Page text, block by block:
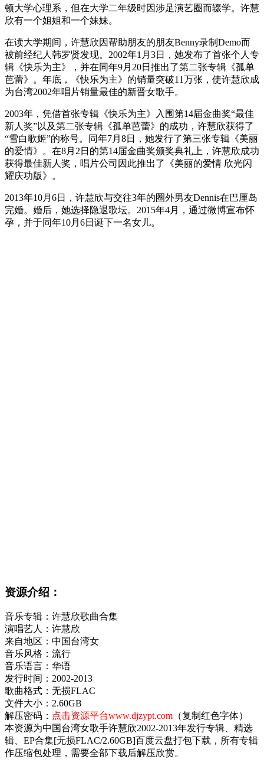
顿大学心理系，但在大学二年级时因涉足演艺圈而辍学。许慧
欣有一个姐姐和一个妹妹。
在读大学期间，许慧欣因帮助朋友的朋友Benny录制Demo而
被前经纪人韩罗贤发现。2002年1月3日，她发布了首张个人专
辑《快乐为主》，并在同年9月20日推出了第二张专辑《孤单
芭蕾》。年底，《快乐为主》的销量突破11万张，使许慧欣成
为台湾2002年唱片销量最佳的新晋女歌手。
2003年，凭借首张专辑《快乐为主》入围第14届金曲奖“最佳
新人奖”以及第二张专辑《孤单芭蕾》的成功，许慧欣获得了
“雪白歌姬”的称号。同年7月8日，她发行了第三张专辑《美丽
的爱情》。在8月2日的第14届金曲奖颁奖典礼上，许慧欣成功
获得最佳新人奖，唱片公司因此推出了《美丽的爱情 欣光闪
耀庆功版》。
2013年10月6日，许慧欣与交往3年的圈外男友Dennis在巴厘岛
完婚。婚后，她选择隐退歌坛。2015年4月，通过微博宣布怀
孕，并于同年10月6日诞下一名女儿。
资源介绍：
音乐专辑：许慧欣歌曲合集
演唱艺人：许慧欣
来自地区：中国台湾女
音乐风格：流行
音乐语言：华语
发行时间：2002-2013
歌曲格式：无损FLAC
文件大小：2.60GB
解压密码： 点击资源平台www.djzypt.com （复制红色字体）
本资源为中国台湾女歌手许慧欣2002-2013年发行专辑、精选
辑、EP合集[无损FLAC/2.60GB]百度云盘打包下载，所有专辑
作压缩包处理，需要全部下载后解压欣赏。